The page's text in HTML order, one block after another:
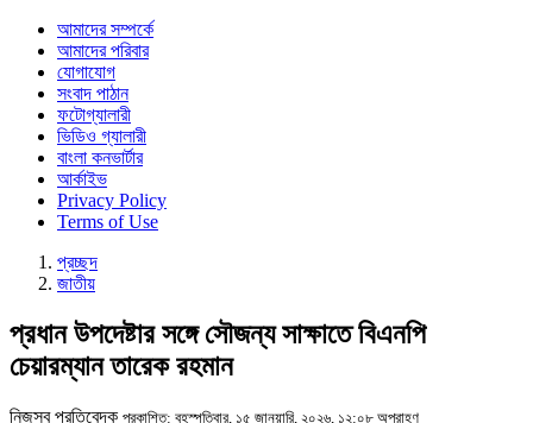
আমাদের সম্পর্কে
আমাদের পরিবার
যোগাযোগ
সংবাদ পাঠান
ফটোগ্যালারী
ভিডিও গ্যালারী
বাংলা কনভার্টার
আর্কাইভ
Privacy Policy
Terms of Use
প্রচ্ছদ
জাতীয়
প্রধান উপদেষ্টার সঙ্গে সৌজন্য সাক্ষাতে বিএনপি
চেয়ারম্যান তারেক রহমান
নিজস্ব প্রতিবেদক প্রকাশিত: বৃহস্পতিবার, ১৫ জানুয়ারি, ২০২৬, ১২:০৮ অপরাহ্ণ